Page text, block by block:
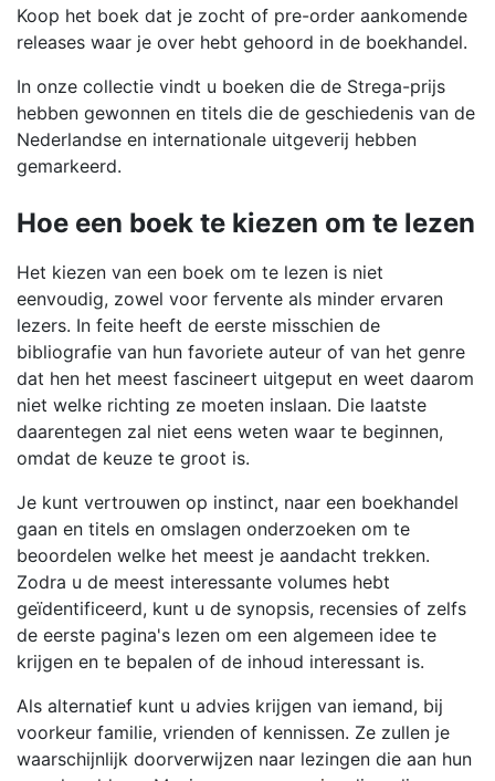
Koop het boek dat je zocht of pre-order aankomende
releases waar je over hebt gehoord in de boekhandel.
In onze collectie vindt u boeken die de Strega-prijs
hebben gewonnen en titels die de geschiedenis van de
Nederlandse en internationale uitgeverij hebben
gemarkeerd.
Hoe een boek te kiezen om te lezen
Het kiezen van een boek om te lezen is niet
eenvoudig, zowel voor fervente als minder ervaren
lezers. In feite heeft de eerste misschien de
bibliografie van hun favoriete auteur of van het genre
dat hen het meest fascineert uitgeput en weet daarom
niet welke richting ze moeten inslaan. Die laatste
daarentegen zal niet eens weten waar te beginnen,
omdat de keuze te groot is.
Je kunt vertrouwen op instinct, naar een boekhandel
gaan en titels en omslagen onderzoeken om te
beoordelen welke het meest je aandacht trekken.
Zodra u de meest interessante volumes hebt
geïdentificeerd, kunt u de synopsis, recensies of zelfs
de eerste pagina's lezen om een algemeen idee te
krijgen en te bepalen of de inhoud interessant is.
Als alternatief kunt u advies krijgen van iemand, bij
voorkeur familie, vrienden of kennissen. Ze zullen je
waarschijnlijk doorverwijzen naar lezingen die aan hun